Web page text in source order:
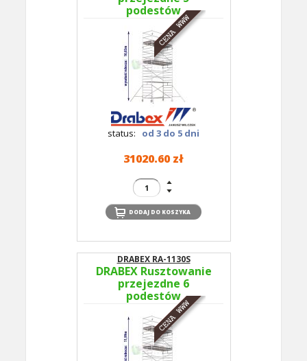
podestów
(1,35x3,00m) wys.rob.
10,03m RA 1130S TYP
363A - podesty co 2m
status: od 3 do 5 dni
31020.60 zł
DRABEX RA-1130S
DRABEX Rusztowanie
przejezdne 6
podestów
(1,35x3,00m) wys.rob.
11,99m RA 1130S TYP
364A - podesty co 2m